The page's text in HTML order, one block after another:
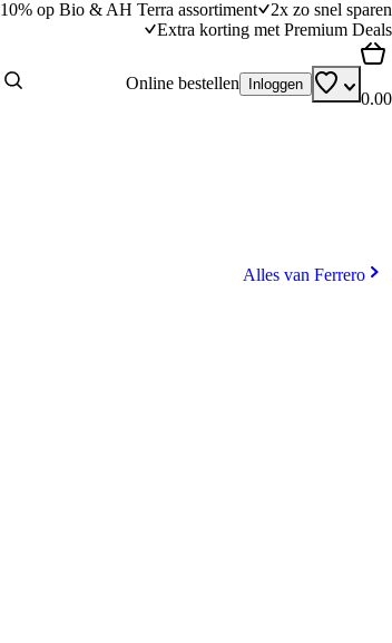
10% op Bio & AH Terra assortiment
2x zo snel sparen
Extra korting met Premium Deals
Online bestellen Inloggen
0.00
Alles van Ferrero